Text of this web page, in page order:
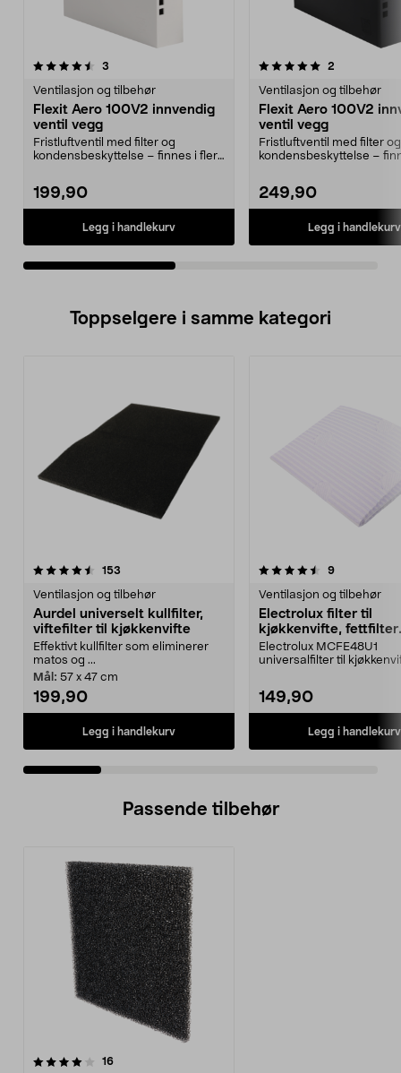
3
Ventilasjon og tilbehør
Flexit Aero 100V2 innvendig
ventil vegg
Fristluftventil med filter og
kondensbeskyttelse – finnes i flere
199,90
Legg i handlekurv
5.0av 5 stjerner 2
Ventilasjon og tilbehør
Flexit Aero 100V2
ventil vegg
Fristluftventil med filter og
kondensbeskyttelse –
249,90
Legg i handlekurv
5.0av 5 stjerner
Toppselgere i samme kategori
153
Ventilasjon og tilbehør
Aurdel universelt kullfilter,
viftefilter til kjøkkenvifte
Effektivt kullfilter som eliminerer
matos og ...
Mål: 57 x 47 cm
199,90
Legg i handlekurv
4.5 av 5 stjerner 9anmeldelser
Ventilasjon og tilbehør
Electrolux filter til
kjøkkenvifte, fettfilter
universal, 2-pakning
Electrolux MCFE48U1
universalfilter til
149,90
Legg i handlekurv
3.5 av 5 stjerner
Passende tilbehør
16anmeldelser